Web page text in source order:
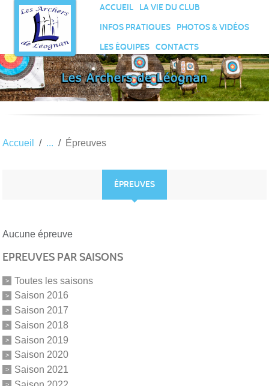
ACCUEIL
LA VIE DU CLUB
INFOS PRATIQUES
PHOTOS & VIDÉOS
LES ÉQUIPES
CONTACTS
Accueil Épreuves
ÉPREUVES
Aucune épreuve
EPREUVES PAR SAISONS
Toutes les saisons
Saison 2016
Saison 2017
Saison 2018
Saison 2019
Saison 2020
Saison 2021
Panneau de gestion des cookies